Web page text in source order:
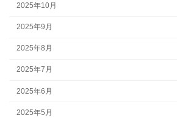
2025年10月
2025年9月
2025年8月
2025年7月
2025年6月
2025年5月